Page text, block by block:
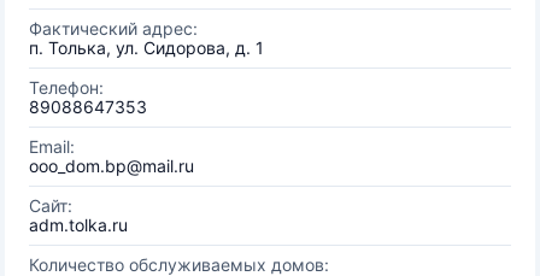
Фактический адрес:
п. Толька, ул. Сидорова, д. 1
Телефон:
89088647353
Email:
ooo_dom.bp@mail.ru
Сайт:
adm.tolka.ru
Количество обслуживаемых домов: